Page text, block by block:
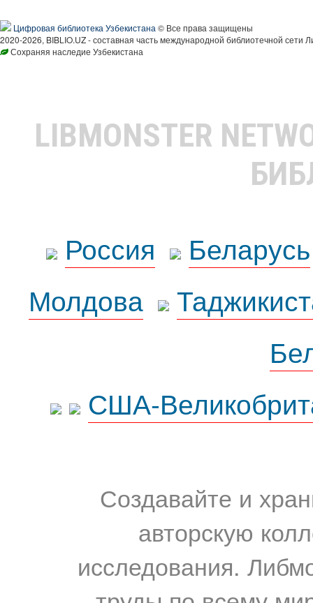
Цифровая библиотека Узбекистана © Все права защищены
2020-2026, BIBLIO.UZ - составная часть международной библиотечной сети
Сохраняя наследие Узбекистана
LIBMONSTER
Россия
Беларусь
Молдова
США-
Создавайте и
авторскую
исследования.